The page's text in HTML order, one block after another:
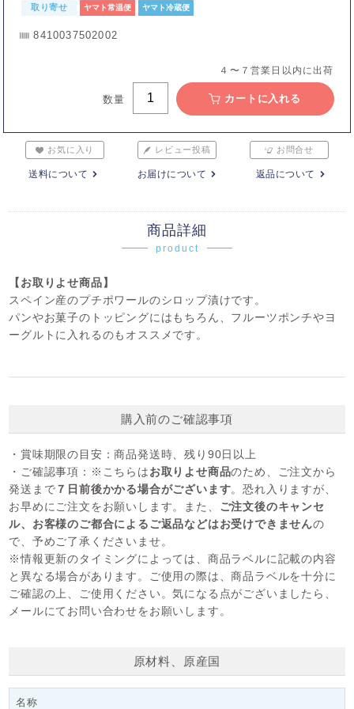
取り寄せ ヤマト常温便 ヤマト冷蔵便
8410037502002
４〜７営業日以内に出荷
数量 カートに入れる
お気に入り レビュー投稿 お問合せ
送料について お届けについて 返品について
商品詳細
product
【お取りよせ商品】
スペイン産のプチポワールのシロップ漬けです。
パンやお菓子のトッピングにはもちろん、フルーツポンチやヨ
ーグルトに入れるのもオススメです。
購入前のご確認事項
・賞味期限の目安：商品発送時、残り90日以上
・ご確認事項： ※こちらはお取りよせ商品のため、ご注文から
発送まで７日前後かかる場合がございます。恐れ入りますが、
お早めにご注文をお願いします。また、 ご注文後のキャンセ
ル、お客様のご都合によるご返品などはお受けできませんの
で、予めご了承くださいませ。
※情報更新のタイミングによっては、商品ラベルに記載の内容
と異なる場合があります。ご使用の際は、商品ラベルを十分に
ご確認の上、ご使用ください。気になる点がございましたら、
メールにてお問い合わせをお願いします。
原材料、原産国
名称